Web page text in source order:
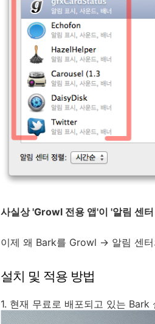
사실상 'Growl 전용 앱'이 '알림 센
이제 왜 Bark를 Growl → 알림 센터
설치 및 적용 방법
1. 현재 무료로 배포되고 있는 Bark